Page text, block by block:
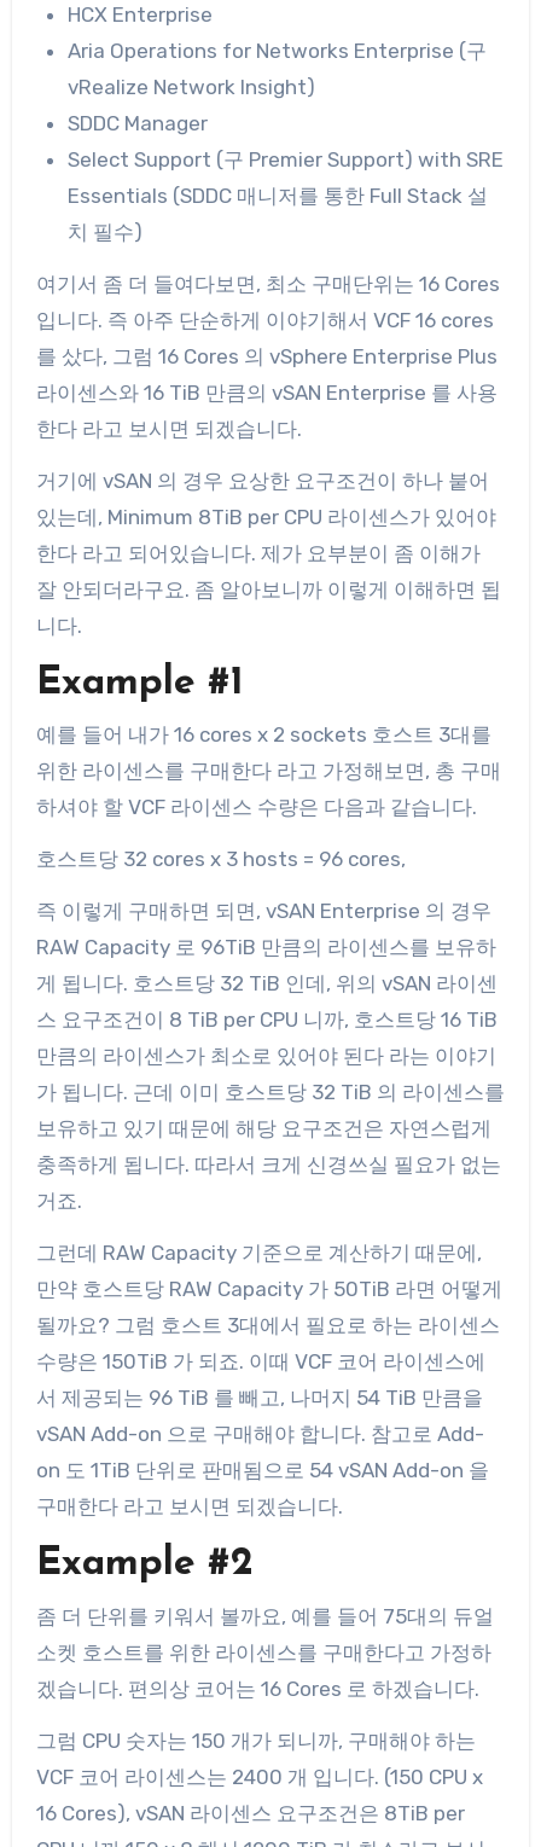
HCX Enterprise
Aria Operations for Networks Enterprise (구
vRealize Network Insight)
SDDC Manager
Select Support (구 Premier Support) with SRE
Essentials (SDDC 매니저를 통한 Full Stack 설
치 필수)
여기서 좀 더 들여다보면, 최소 구매단위는 16 Cores
입니다. 즉 아주 단순하게 이야기해서 VCF 16 cores
를 샀다, 그럼 16 Cores 의 vSphere Enterprise Plus
라이센스와 16 TiB 만큼의 vSAN Enterprise 를 사용
한다 라고 보시면 되겠습니다.
거기에 vSAN 의 경우 요상한 요구조건이 하나 붙어
있는데, Minimum 8TiB per CPU 라이센스가 있어야
한다 라고 되어있습니다. 제가 요부분이 좀 이해가
잘 안되더라구요. 좀 알아보니까 이렇게 이해하면 됩
니다.
Example #1
예를 들어 내가 16 cores x 2 sockets 호스트 3대를
위한 라이센스를 구매한다 라고 가정해보면, 총 구매
하셔야 할 VCF 라이센스 수량은 다음과 같습니다.
호스트당 32 cores x 3 hosts = 96 cores,
즉 이렇게 구매하면 되면, vSAN Enterprise 의 경우
RAW Capacity 로 96TiB 만큼의 라이센스를 보유하
게 됩니다. 호스트당 32 TiB 인데, 위의 vSAN 라이센
스 요구조건이 8 TiB per CPU 니까, 호스트당 16 TiB
만큼의 라이센스가 최소로 있어야 된다 라는 이야기
가 됩니다. 근데 이미 호스트당 32 TiB 의 라이센스를
보유하고 있기 때문에 해당 요구조건은 자연스럽게
충족하게 됩니다. 따라서 크게 신경쓰실 필요가 없는
거죠.
그런데 RAW Capacity 기준으로 계산하기 때문에,
만약 호스트당 RAW Capacity 가 50TiB 라면 어떻게
될까요? 그럼 호스트 3대에서 필요로 하는 라이센스
수량은 150TiB 가 되죠. 이때 VCF 코어 라이센스에
서 제공되는 96 TiB 를 빼고, 나머지 54 TiB 만큼을
vSAN Add-on 으로 구매해야 합니다. 참고로 Add-
on 도 1TiB 단위로 판매됨으로 54 vSAN Add-on 을
구매한다 라고 보시면 되겠습니다.
Example #2
좀 더 단위를 키워서 볼까요, 예를 들어 75대의 듀얼
소켓 호스트를 위한 라이센스를 구매한다고 가정하
겠습니다. 편의상 코어는 16 Cores 로 하겠습니다.
그럼 CPU 숫자는 150 개가 되니까, 구매해야 하는
VCF 코어 라이센스는 2400 개 입니다. (150 CPU x
16 Cores), vSAN 라이센스 요구조건은 8TiB per